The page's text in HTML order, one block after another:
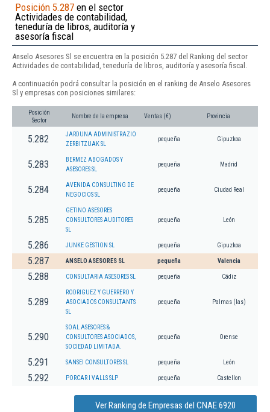
Posición 5.287 en el sector
Actividades de contabilidad,
teneduría de libros, auditoría y
asesoría fiscal
Anselo Asesores Sl se encuentra en la posición 5.287 del Ranking del sector
Actividades de contabilidad, teneduría de libros, auditoría y asesoría fiscal.
A continuación podrá consultar la posición en el ranking de Anselo Asesores
Sl y empresas con posiciones similares:
Posición
Sector
Nombre de la empresa Ventas (€) Provincia
5.282
JARDUNA ADMINISTRAZIO
ZERBITZUAK SL
pequeña Gipuzkoa
5.283
BERMEZ ABOGADOS Y
ASESORES SL
pequeña Madrid
5.284
AVENIDA CONSULTING DE
NEGOCIOS SL
pequeña Ciudad Real
5.285
GETINO ASESORES
CONSULTORES AUDITORES
SL
pequeña León
5.286 JUNKE GESTION SL pequeña Gipuzkoa
5.287 ANSELO ASESORES SL pequeña Valencia
5.288 CONSULTARIA ASESORES SL pequeña Cádiz
5.289
RODRIGUEZ Y GUERRERO Y
ASOCIADOS CONSULTANTS
SL
pequeña Palmas (las)
5.290
SOAL ASESORES &
CONSULTORES ASOCIADOS,
SOCIEDAD LIMITADA.
pequeña Orense
5.291 SANSEI CONSULTORES SL pequeña León
5.292 PORCAR I VALLS SLP pequeña Castellon
Ver Ranking de Empresas del CNAE 6920